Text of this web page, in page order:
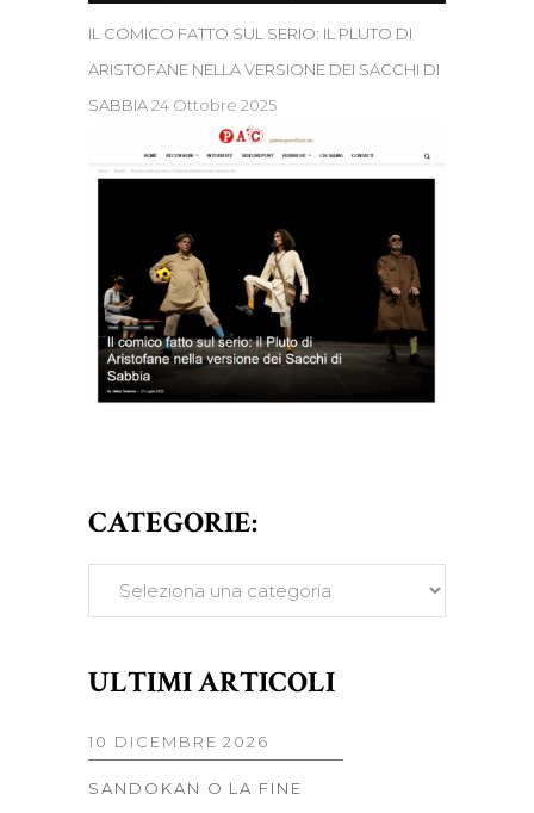
IL COMICO FATTO SUL SERIO: IL PLUTO DI
ARISTOFANE NELLA VERSIONE DEI SACCHI DI
SABBIA24 Ottobre 2025
CATEGORIE:
ULTIMI ARTICOLI
10 DICEMBRE 2026
SANDOKAN O LA FINE